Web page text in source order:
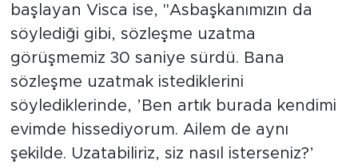
başlayan Visca ise, "Asbaşkanımızın da
söylediği gibi, sözleşme uzatma
görüşmemiz 30 saniye sürdü. Bana
sözleşme uzatmak istediklerini
söylediklerinde, ’Ben artık burada kendimi
evimde hissediyorum. Ailem de aynı
şekilde. Uzatabiliriz, siz nasıl isterseniz?’